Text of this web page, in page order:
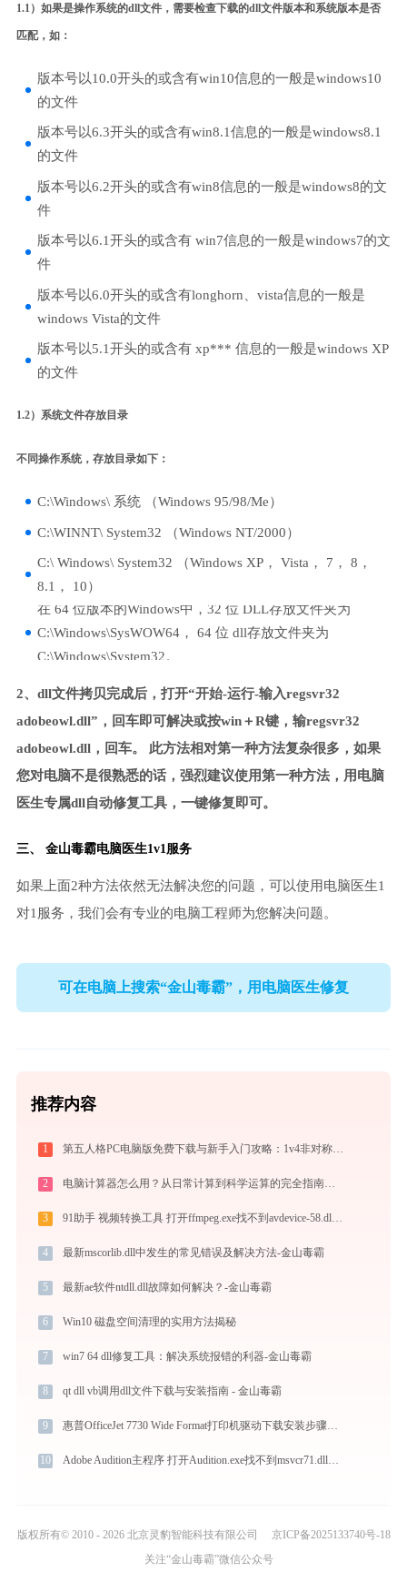
1.1）如果是操作系统的dll文件，需要检查下载的dll文件版本和系统版本是否
匹配，如：
版本号以10.0开头的或含有win10信息的一般是windows10
的文件
版本号以6.3开头的或含有win8.1信息的一般是windows8.1
的文件
版本号以6.2开头的或含有win8信息的一般是windows8的文
件
版本号以6.1开头的或含有 win7信息的一般是windows7的文
件
版本号以6.0开头的或含有longhorn、vista信息的一般是
windows Vista的文件
版本号以5.1开头的或含有 xp*** 信息的一般是windows XP
的文件
1.2）系统文件存放目录
不同操作系统，存放目录如下：
C:\Windows\ 系统 （Windows 95/98/Me）
C:\WINNT\ System32 （Windows NT/2000）
C:\ Windows\ System32 （Windows XP， Vista， 7， 8，
8.1， 10）
在 64 位版本的Windows中，32 位 DLL存放文件夹为
C:\Windows\SysWOW64， 64 位 dll存放文件夹为
C:\Windows\System32。
2、dll文件拷贝完成后，打开“开始-运行-输入regsvr32
adobeowl.dll”，回车即可解决或按win＋R键，输regsvr32
adobeowl.dll，回车。 此方法相对第一种方法复杂很多，如果
您对电脑不是很熟悉的话，强烈建议使用第一种方法，用电脑
医生专属dll自动修复工具，一键修复即可。
三、 金山毒霸电脑医生1v1服务
如果上面2种方法依然无法解决您的问题，可以使用电脑医生1
对1服务，我们会有专业的电脑工程师为您解决问题。
可在电脑上搜索“金山毒霸”，用电脑医生修复
推荐内容
1 第五人格PC电脑版免费下载与新手入门攻略：1v4非对称竞技的极致体验
2 电脑计算器怎么用？从日常计算到科学运算的完全指南（附隐藏功能）
3 91助手 视频转换工具 打开ffmpeg.exe找不到avdevice-58.dll怎么办
4 最新mscorlib.dll中发生的常见错误及解决方法-金山毒霸
5 最新ae软件ntdll.dll故障如何解决？-金山毒霸
6 Win10 磁盘空间清理的实用方法揭秘
7 win7 64 dll修复工具：解决系统报错的利器-金山毒霸
8 qt dll vb调用dll文件下载与安装指南 - 金山毒霸
9 惠普OfficeJet 7730 Wide Format打印机驱动下载安装步骤详细解析，让安装更简单
10 Adobe Audition主程序 打开Audition.exe找不到msvcr71.dll怎么办
版权所有© 2010 - 2026 北京灵豹智能科技有限公司
京ICP备2025133740号-18
关注“金山毒霸”微信公众号